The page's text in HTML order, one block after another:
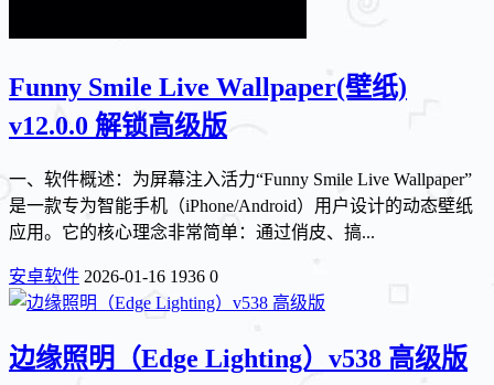
Funny Smile Live Wallpaper(壁纸)
v12.0.0 解锁高级版
一、软件概述：为屏幕注入活力“Funny Smile Live Wallpaper”
是一款专为智能手机（iPhone/Android）用户设计的动态壁纸
应用。它的核心理念非常简单：通过俏皮、搞...
安卓软件 2026-01-16 1936 0
边缘照明（Edge Lighting）v538 高级版